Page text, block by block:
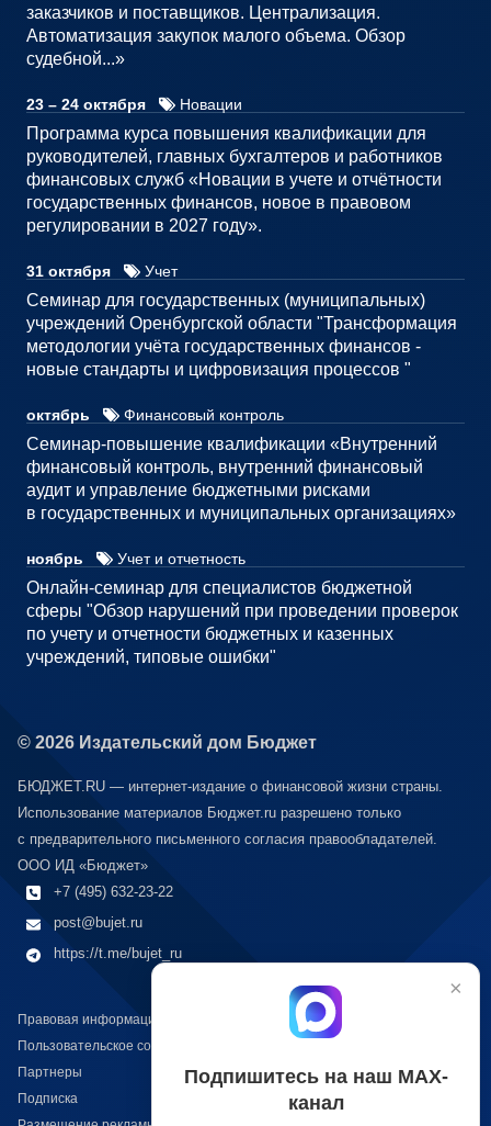
заказчиков и поставщиков. Централизация.
Автоматизация закупок малого объема. Обзор
судебной...»
23 – 24 октября Новации
Программа курса повышения квалификации для
руководителей, главных бухгалтеров и работников
финансовых служб «Новации в учете и отчётности
государственных финансов, новое в правовом
регулировании в 2027 году».
31 октября Учет
Семинар для государственных (муниципальных)
учреждений Оренбургской области "Трансформация
методологии учёта государственных финансов -
новые стандарты и цифровизация процессов "
октябрь Финансовый контроль
Семинар-повышение квалификации «Внутренний
финансовый контроль, внутренний финансовый
аудит и управление бюджетными рисками
в государственных и муниципальных организациях»
ноябрь Учет и отчетность
Онлайн-семинар для специалистов бюджетной
сферы "Обзор нарушений при проведении проверок
по учету и отчетности бюджетных и казенных
учреждений, типовые ошибки"
© 2026 Издательский дом Бюджет
БЮДЖЕТ.RU — интернет-издание о финансовой жизни страны.
Использование материалов Бюджет.ru разрешено только
с предварительного письменного согласия правообладателей.
ООО ИД «Бюджет»
+7 (495) 632-23-22
post@bujet.ru
https://t.me/bujet_ru
Правовая информация
Пользовательское соглашение
Партнеры
Подписка
×
Подпишитесь на наш МАХ-
канал